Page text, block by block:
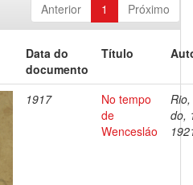
Anterior 1 Próximo
Data do
documento
Título
1917
No tempo
de
Wencesláo
do,